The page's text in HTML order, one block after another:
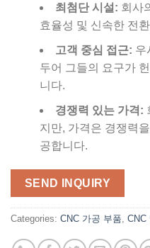
최첨단 시설: 회사
효율성 및 신속한 전
고객 중심 접근: 우
두어 그들의 요구가
니다.
경쟁력 있는 가격:
지만, 가격은 경쟁력
공합니다.
SEND INQUIRY
Categories: CNC 가공 부품, CNC